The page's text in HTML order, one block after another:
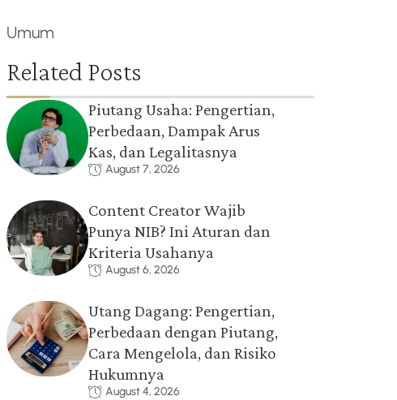
Umum
Related Posts
Piutang Usaha: Pengertian,
Perbedaan, Dampak Arus
Kas, dan Legalitasnya
August 7, 2026
Content Creator Wajib
Punya NIB? Ini Aturan dan
Kriteria Usahanya
August 6, 2026
Utang Dagang: Pengertian,
Perbedaan dengan Piutang,
Cara Mengelola, dan Risiko
Hukumnya
August 4, 2026